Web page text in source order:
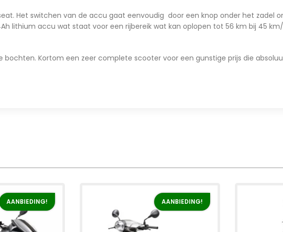
Het switchen van de accu gaat eenvoudig door een knop onder het zadel
lithium accu wat staat voor een rijbereik wat kan oplopen tot 56 km bij 45 km/
Kortom een zeer complete scooter voor een gunstige prijs die
AANBIEDING! AANBIEDING!